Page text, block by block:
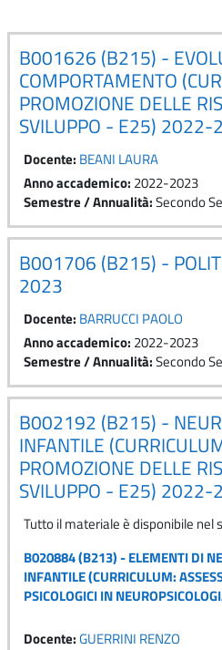
B001626 (B215) -
COMPORTAMENTO
PROMOZIONE DELLE
SVILUPPO - E25) 2022-
Docente: BEANI LAURA
Anno accademico: 2022-2023
Semestre / Annualità:Secondo
B001706 (B215) -
2023
Docente: BARRUCCI PAOLO
Anno accademico: 2022-2023
Semestre / Annualità:Secondo
B002192 (B215) -
INFANTILE
PROMOZIONE DELLE
SVILUPPO - E25) 2022-
Tutto il materiale è disponibile
B020884 (B213) - ELEMENTI DI
INFANTILE (CURRICULUM:
PSICOLOGICI IN
Docente:GUERRINI RENZO